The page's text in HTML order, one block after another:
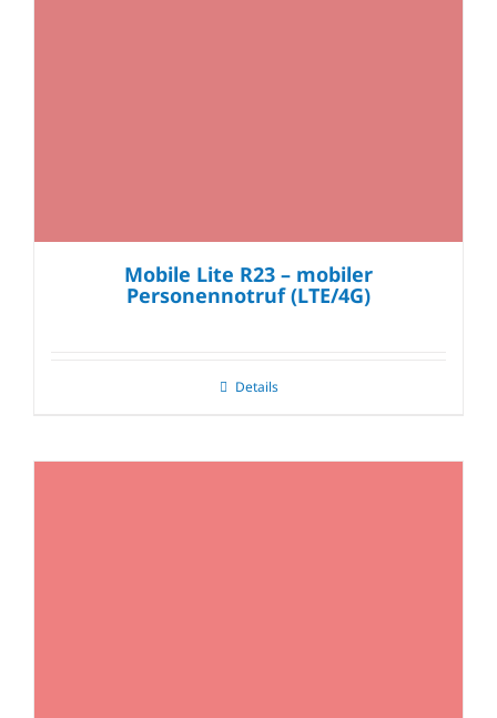
Mobile Lite R23 – mobiler
Personennotruf (LTE/4G)
Details